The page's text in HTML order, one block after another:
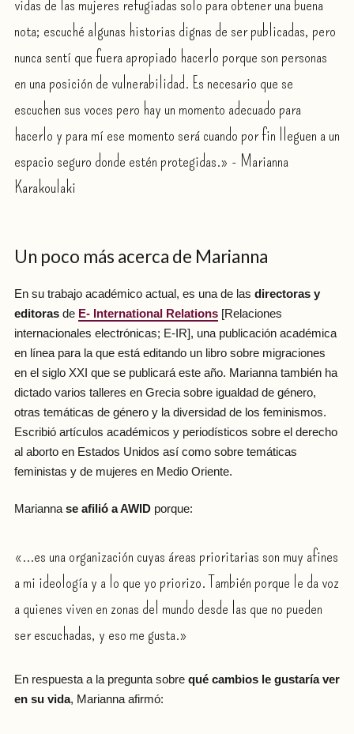
nota; escuché algunas historias dignas de ser publicadas, pero
nunca sentí que fuera apropiado hacerlo porque son personas
en una posición de vulnerabilidad. Es necesario que se
escuchen sus voces pero hay un momento adecuado para
hacerlo y para mí ese momento será cuando por fin lleguen a un
espacio seguro donde estén protegidas.» - Marianna
Karakoulaki
Un poco más acerca de Marianna
En su trabajo académico actual, es una de las directoras y
editorasde E- International Relations[Relaciones
internacionales electrónicas; E-IR], una publicación académica
en línea para la que está editando un libro sobre migraciones
en el siglo XXI que se publicará este año. Marianna también ha
dictado varios talleres en Grecia sobre igualdad de género,
otras temáticas de género y la diversidad de los feminismos.
Escribió artículos académicos y periodísticos sobre el derecho
al aborto en Estados Unidos así como sobre temáticas
feministas y de mujeres en Medio Oriente.
Marianna se afilió a AWIDporque:
«...es una organización cuyas áreas prioritarias son muy afines
a mi ideología y a lo que yo priorizo. También porque le da voz
a quienes viven en zonas del mundo desde las que no pueden
ser escuchadas, y eso me gusta.»
En respuesta a la pregunta sobre qué cambios le gustaría ver
en su vida, Marianna afirmó: